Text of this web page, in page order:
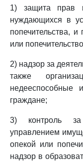
1) защита прав
нуждающихся в
попечительства,
или
2) надзор за
также
недееспособные
граждане;
3) контроль
управлением
опекой или
надзор в